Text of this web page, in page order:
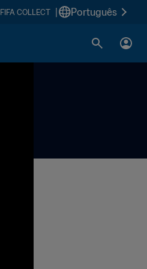
FIFA COLLECT Português